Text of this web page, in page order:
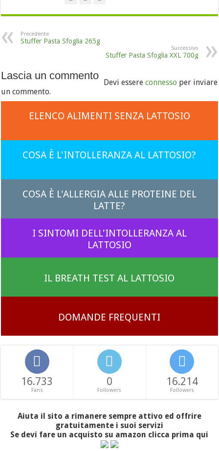
Precedente
Stuffer Pasta Sfoglia 265g
Successivo
Stuffer Pasta Sfoglia XXL 700g
Lascia un commento
Devi essereconnesso per inviare
un commento.
ELENCO ALIMENTI SENZA LATTOSIO
COSA È L'INTOLLERANZA AL LATTOSIO?
COSA È L'ALLERGIA ALLE PROTEINE DEL
LATTE?
I SINTOMI DELL'INTOLLERANZA AL
LATTOSIO
IL BREATH TEST AL LATTOSIO
DOMANDE FREQUENTI
16.733
Fans
0
Followers
16.214
Followers
Aiuta il sito a rimanere sempre attivo ed offrire
gratuitamente i suoi servizi
Se devi fare un acquisto su amazon clicca prima qui